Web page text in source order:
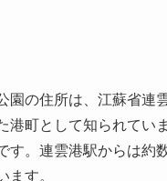
園の住所は、江蘇省連
港町として知られてい
す。連雲港駅からは約
す。